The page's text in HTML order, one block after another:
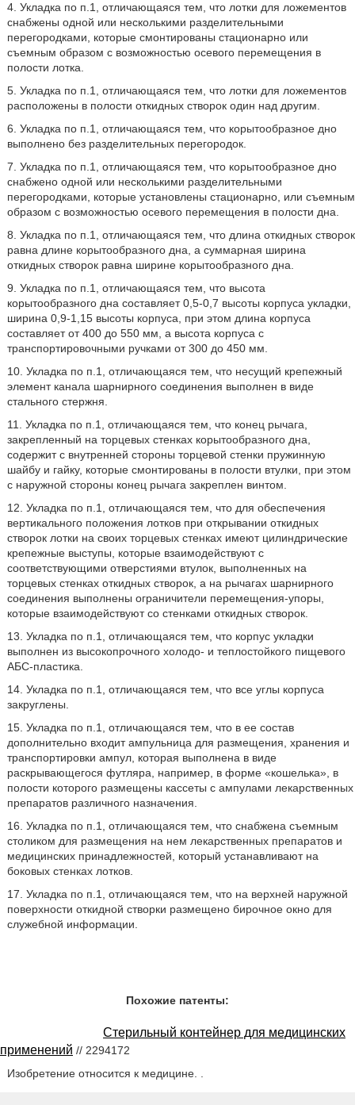
4. Укладка по п.1, отличающаяся тем, что лотки для ложементов
снабжены одной или несколькими разделительными
перегородками, которые смонтированы стационарно или
съемным образом с возможностью осевого перемещения в
полости лотка.
5. Укладка по п.1, отличающаяся тем, что лотки для ложементов
расположены в полости откидных створок один над другим.
6. Укладка по п.1, отличающаяся тем, что корытообразное дно
выполнено без разделительных перегородок.
7. Укладка по п.1, отличающаяся тем, что корытообразное дно
снабжено одной или несколькими разделительными
перегородками, которые установлены стационарно, или съемным
образом с возможностью осевого перемещения в полости дна.
8. Укладка по п.1, отличающаяся тем, что длина откидных створок
равна длине корытообразного дна, а суммарная ширина
откидных створок равна ширине корытообразного дна.
9. Укладка по п.1, отличающаяся тем, что высота
корытообразного дна составляет 0,5-0,7 высоты корпуса укладки,
ширина 0,9-1,15 высоты корпуса, при этом длина корпуса
составляет от 400 до 550 мм, а высота корпуса с
транспортировочными ручками от 300 до 450 мм.
10. Укладка по п.1, отличающаяся тем, что несущий крепежный
элемент канала шарнирного соединения выполнен в виде
стального стержня.
11. Укладка по п.1, отличающаяся тем, что конец рычага,
закрепленный на торцевых стенках корытообразного дна,
содержит с внутренней стороны торцевой стенки пружинную
шайбу и гайку, которые смонтированы в полости втулки, при этом
с наружной стороны конец рычага закреплен винтом.
12. Укладка по п.1, отличающаяся тем, что для обеспечения
вертикального положения лотков при открывании откидных
створок лотки на своих торцевых стенках имеют цилиндрические
крепежные выступы, которые взаимодействуют с
соответствующими отверстиями втулок, выполненных на
торцевых стенках откидных створок, а на рычагах шарнирного
соединения выполнены ограничители перемещения-упоры,
которые взаимодействуют со стенками откидных створок.
13. Укладка по п.1, отличающаяся тем, что корпус укладки
выполнен из высокопрочного холодо- и теплостойкого пищевого
АБС-пластика.
14. Укладка по п.1, отличающаяся тем, что все углы корпуса
закруглены.
15. Укладка по п.1, отличающаяся тем, что в ее состав
дополнительно входит ампульница для размещения, хранения и
транспортировки ампул, которая выполнена в виде
раскрывающегося футляра, например, в форме «кошелька», в
полости которого размещены кассеты с ампулами лекарственных
препаратов различного назначения.
16. Укладка по п.1, отличающаяся тем, что снабжена съемным
столиком для размещения на нем лекарственных препаратов и
медицинских принадлежностей, который устанавливают на
боковых стенках лотков.
17. Укладка по п.1, отличающаяся тем, что на верхней наружной
поверхности откидной створки размещено бирочное окно для
служебной информации.
Похожие патенты:
Стерильный контейнер для медицинских
применений // 2294172
Изобретение относится к медицине. .